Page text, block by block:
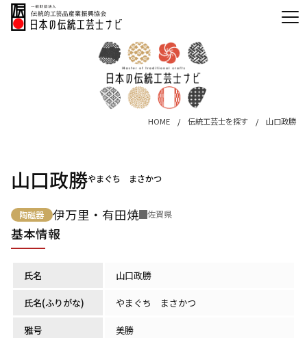
HOME 伝統工芸士を探す 山口政勝
山口政勝やまぐち まさかつ
陶磁器 伊万里・有田焼 佐賀県
基本情報
氏名 山口政勝
氏名(ふりがな) やまぐち まさかつ
雅号 美勝